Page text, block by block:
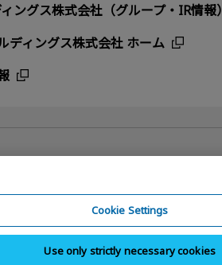
ングス株式会社（グループ・IR情報）
ディングス株式会社 ホーム
Cookie Settings
Use only strictly necessary cookies